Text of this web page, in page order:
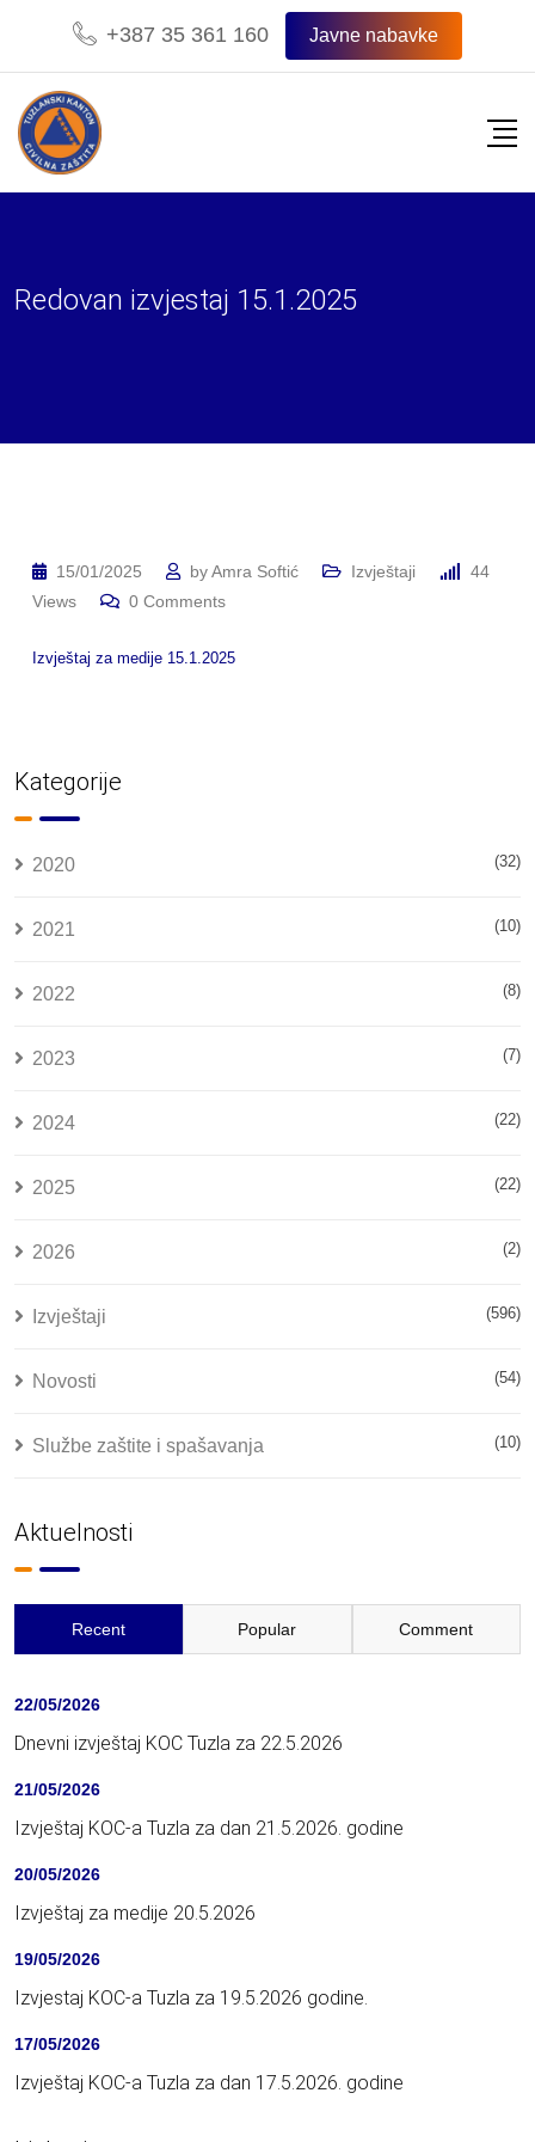
content
+387 35 361 160 Javne nabavke
Redovan izvjestaj 15.1.2025
15/01/2025 byAmra Softić Izvještaji
44
Views
0 Comments
Izvještaj za medije 15.1.2025
Kategorije
2020 (32)
2021 (10)
2022 (8)
2023 (7)
2024 (22)
2025 (22)
2026 (2)
Izvještaji (596)
Novosti (54)
Službe zaštite i spašavanja (10)
Aktuelnosti
Recent Popular Comment
22/05/2026
Dnevni izvještaj KOC Tuzla za 22.5.2026
21/05/2026
Izvještaj KOC-a Tuzla za dan 21.5.2026. godine
20/05/2026
Izvještaj za medije 20.5.2026
19/05/2026
Izvjestaj KOC-a Tuzla za 19.5.2026 godine.
17/05/2026
Izvještaj KOC-a Tuzla za dan 17.5.2026. godine